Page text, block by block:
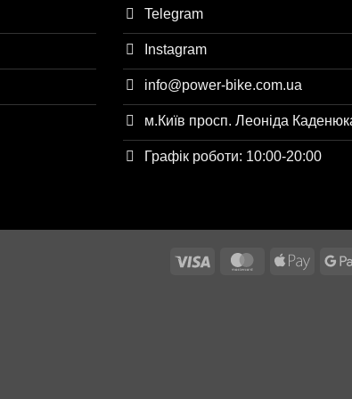
Telegram
Instagram
info@power-bike.com.ua
м.Київ просп. Леоніда
Графік роботи: 10:00-20:00
Visa MasterCardApple